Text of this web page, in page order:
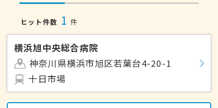
ヒット件数 1 件
横浜旭中央総合病院
神奈川県横浜市旭区若葉台4-20-1
十日市場